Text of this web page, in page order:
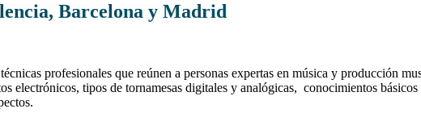
Barcelona y Madrid
técnicas profesionales que reúnen a personas expertas en música y producción
electrónicos, tipos de tornamesas digitales y analógicas, conocimientos básicos